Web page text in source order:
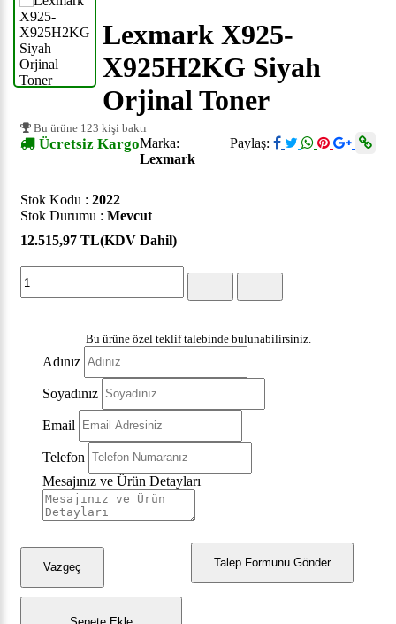
Lexmark X925-
X925H2KG Siyah
Orjinal Toner
Bu ürüne 123 kişi baktı
Ücretsiz Kargo Paylaş:
Marka:
Lexmark
Stok Kodu : 2022
Stok Durumu : Mevcut
12.515,97 TL(KDV Dahil)
Bu ürüne özel teklif talebinde bulunabilirsiniz.
Adınız
Soyadınız
Email
Telefon
Mesajınız ve Ürün Detayları
Talep Formunu Gönder
Vazgeç